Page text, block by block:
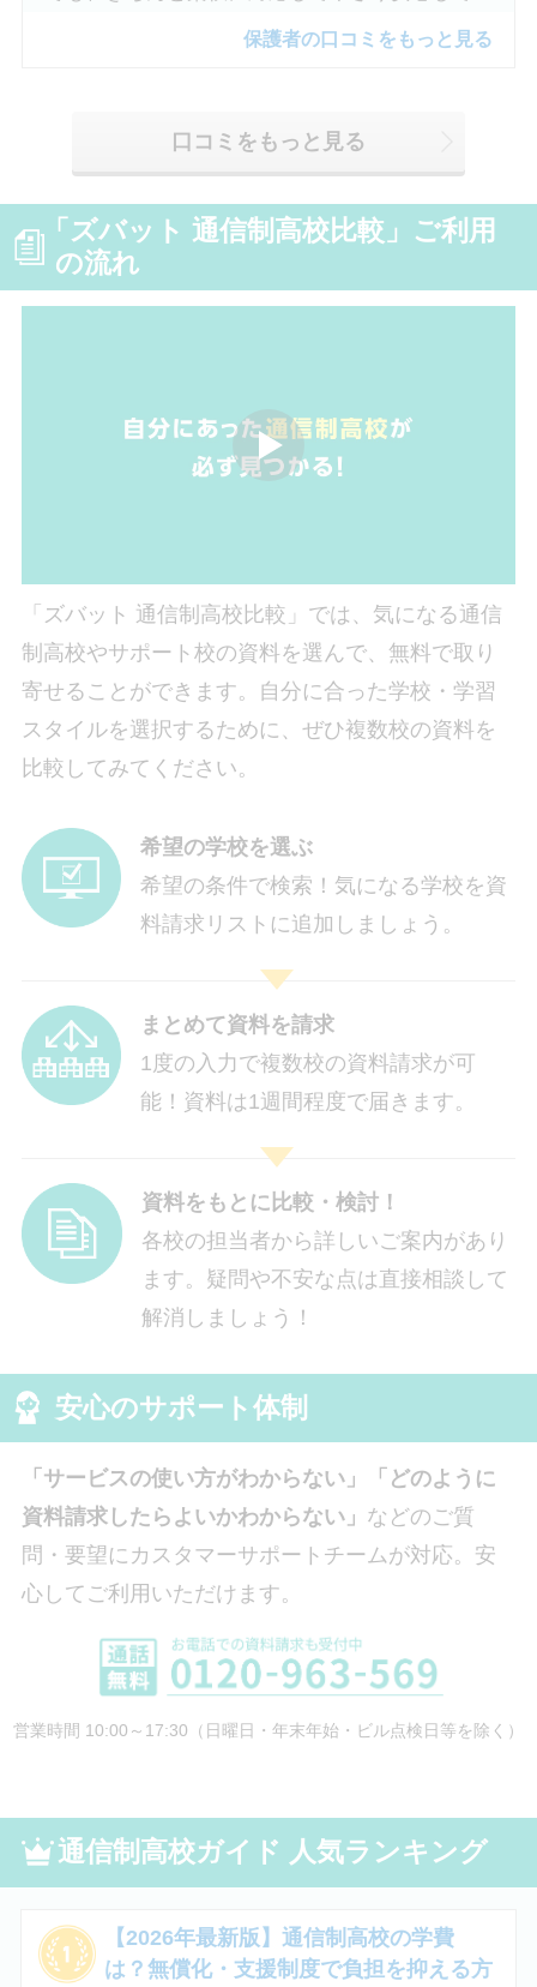
保護者の口コミをもっと見る
口コミをもっと見る
「ズバット 通信制高校比較」ご利用
の流れ
「ズバット 通信制高校比較」では、気になる通信
制高校やサポート校の資料を選んで、無料で取り
寄せることができます。自分に合った学校・学習
スタイルを選択するために、ぜひ複数校の資料を
比較してみてください。
希望の学校を選ぶ
希望の条件で検索！気になる学校を資
料請求リストに追加しましょう。
まとめて資料を請求
1度の入力で複数校の資料請求が可
能！資料は1週間程度で届きます。
資料をもとに比較・検討！
各校の担当者から詳しいご案内があり
ます。疑問や不安な点は直接相談して
解消しましょう！
安心のサポート体制
「サービスの使い方がわからない」「どのように
資料請求したらよいかわからない」 などのご質
問・要望にカスタマーサポートチームが対応。安
心してご利用いただけます。
営業時間 10:00～17:30（日曜日・年末年始・ビル点検日等を除く）
通信制高校ガイド 人気ランキング
【2026年最新版】通信制高校の学費
は？無償化・支援制度で負担を抑える方